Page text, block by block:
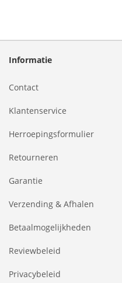
Informatie
Contact
Klantenservice
Herroepingsformulier
Retourneren
Garantie
Verzending & Afhalen
Betaalmogelijkheden
Reviewbeleid
Privacybeleid